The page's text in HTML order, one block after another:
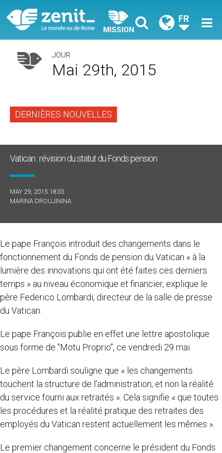
MISSION
FR
JOUR
Mai 29th, 2015
DERNIÈRES NOUVELLES
Vatican : révision du statut du Fonds pension
MAY 29, 2015 18:33
MARINA DROUJININA
Le pape François introduit des changements dans le
fonctionnement du Fonds de pension du Vatican « à la
lumière des innovations qui ont été faites ces derniers
temps » au niveau économique et financier, explique le
père Federico Lombardi, directeur de la salle de presse
du Vatican.
Le pape François publie en effet une lettre apostolique
sous forme de "Motu Proprio", ce vendredi 29 mai.
Le père Lombardi souligne que « les changements
touchent la structure de l'administration, et non la réalité
du service fourni aux retraités ». Cela signifie « que toutes
les procédures et la réalité pratique des retraites des
employés du Vatican restent actuellement les mêmes ».
Le premier changement concerne le président du Fonds